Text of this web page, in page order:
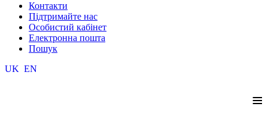
Контакти
Підтримайте нас
Особистий кабінет
Електронна пошта
Пошук
UK EN
≡